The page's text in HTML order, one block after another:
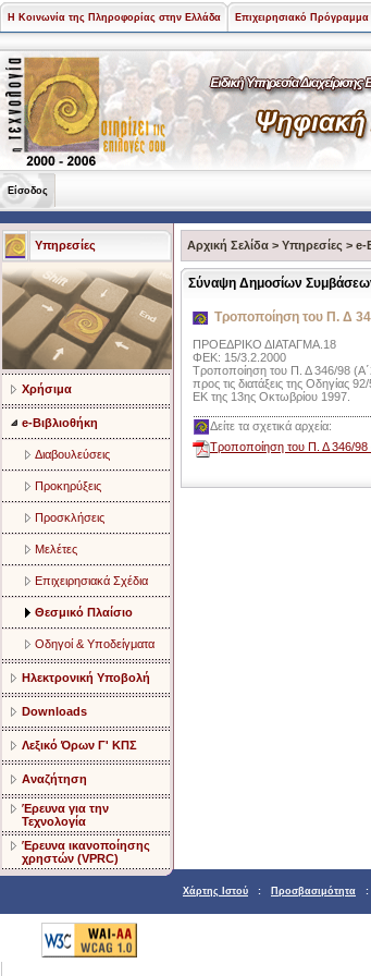
Η Κοινωνία της Πληροφορίας στην Ελλάδα Επιχειρησιακό
Είσοδος
Υπηρεσίες
Χρήσιμα
e-Βιβλιοθήκη
Διαβουλεύσεις
Προκηρύξεις
Προσκλήσεις
Μελέτες
Επιχειρησιακά Σχέδια
Θεσμικό Πλαίσιο
Οδηγοί & Υποδείγματα
Ηλεκτρονική Υποβολή
Downloads
Λεξικό Όρων Γ' ΚΠΣ
Αναζήτηση
Έρευνα για την
Τεχνολογία
Έρευνα ικανοποίησης
χρηστών (VPRC)
Αρχική Σελίδα > Υπηρεσίες > e-
Σύναψη Δημοσίων
Τροποποίηση του Π. Δ
ΠΡΟΕΔΡΙΚΟ ΔΙΑΤΑΓΜΑ.18
ΦΕΚ: 15/3.2.2000
Τροποποίηση του Π. Δ 346/98
προς τις διατάξεις της Οδηγίας
ΕΚ της 13ης Οκτωβρίου 1997.
Δείτε τα σχετικά αρχεία:
Τροποποίηση του Π. Δ 346/98
Χάρτης Ιστού : Προσβασιμότητα